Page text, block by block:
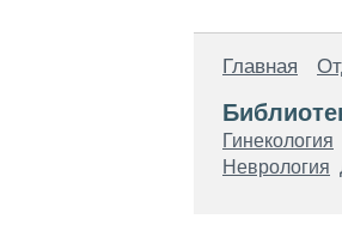
Главная
Гинекология
Неврология